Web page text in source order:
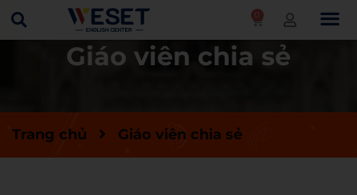
0
Giáo viên chia sẻ
Trang chủ Giáo viên chia sẻ